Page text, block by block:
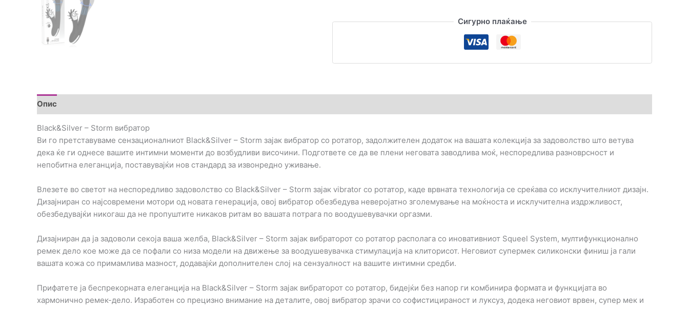
Сигурно плаќање
Опис
Black&Silver – Storm вибратор
Ви го претставуваме сензационалниот Black&Silver – Storm зајак вибратор со ротатор, задолжителен додаток на вашата колекција за задоволство што ветува
дека ќе ги однесе вашите интимни моменти до возбудливи височини. Подгответе се да ве плени неговата заводлива моќ, неспоредлива разноврсност и
непобитна елеганција, поставувајќи нов стандард за извонредно уживање.
Влезете во светот на неспоредливо задоволство со Black&Silver – Storm зајак vibrator со ротатор, каде врвната технологија се среќава со исклучителниот дизајн.
Дизајниран со најсовремени мотори од новата генерација, овој вибратор обезбедува неверојатно зголемување на моќноста и исклучителна издржливост,
обезбедувајќи никогаш да не пропуштите никаков ритам во вашата потрага по воодушевувачки оргазми.
Дизајниран да ја задоволи секоја ваша желба, Black&Silver – Storm зајак вибраторот со ротатор располага со иновативниот Squeel System, мултифункционално
ремек дело кое може да се пофали со низа модели на движење за воодушевувачка стимулација на клиторисот. Неговиот супермек силиконски финиш ја гали
вашата кожа со примамлива мазност, додавајќи дополнителен слој на сензуалност на вашите интимни средби.
Прифатете ја беспрекорната елеганција на Black&Silver – Storm зајак вибраторот со ротатор, бидејќи без напор ги комбинира формата и функцијата во
хармонично ремек-дело. Изработен со прецизно внимание на деталите, овој вибратор зрачи со софистицираност и луксуз, додека неговиот врвен, супер мек и